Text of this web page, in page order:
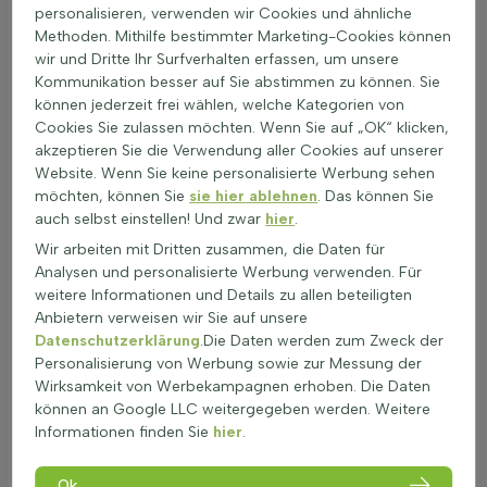
Nur bei längeren Trockenperioden leicht gießen.
Teilen:
Teilen nicht zutreffend für dit geslacht
Winterschutz:
Delosperma ist frosthart, aber Schutz vor
übermäßiger Nässe ist entscheidend.
Umpflanzen:
Frühjahr ist ideal zum Verpflanzen. Danach gut
bewässern.
Besondere Pflege ist nicht erforderlich, solange die
Bodenbedingungen gut sind.
Raffinierte Blüten und Struktur als Zierwert der
Eisblume
Delosperma ist eine faszinierende Pflanze, die besonders
durch ihre leuchtenden Blüten besticht. Die Farben reichen
von Knallrosa über Gelb bis hin zu Weiß, was in jedem Garten
sukkulentenartig und in einem attraktiven Graugrün oder
personalisieren, verwenden wir Cookies und ähnliche
Methoden. Mithilfe bestimmter Marketing-Cookies können
wir und Dritte Ihr Surfverhalten erfassen, um unsere
Kommunikation besser auf Sie abstimmen zu können. Sie
können jederzeit frei wählen, welche Kategorien von
Cookies Sie zulassen möchten. Wenn Sie auf „OK“ klicken,
akzeptieren Sie die Verwendung aller Cookies auf unserer
Website. Wenn Sie keine personalisierte Werbung sehen
möchten, können Sie sie hier ablehnen. Das können Sie
auch selbst einstellen! Und zwar hier.
Wir arbeiten mit Dritten zusammen, die Daten für
Analysen und personalisierte Werbung verwenden. Für
weitere Informationen und Details zu allen beteiligten
Anbietern verweisen wir Sie auf unsere
Datenschutzerklärung.Die Daten werden zum Zweck der
Personalisierung von Werbung sowie zur Messung der
Wirksamkeit von Werbekampagnen erhoben. Die Daten
können an Google LLC weitergegeben werden. Weitere
Informationen finden Sie hier.